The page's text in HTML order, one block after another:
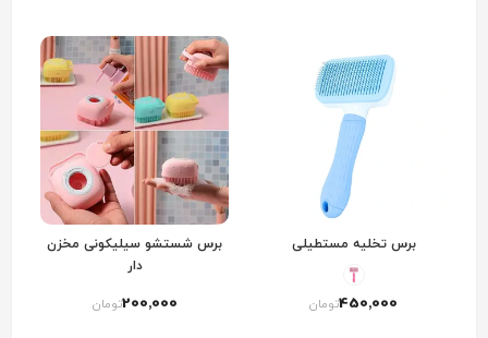
برس تخلیه مستطیلی
450٬000تومان
برس شستشو سیلیکونی مخزن
دار
200٬000تومان